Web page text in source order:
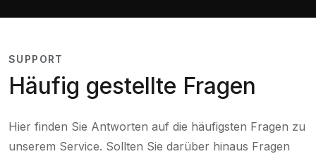
SUPPORT
Häufig gestellte Fragen
Hier finden Sie Antworten auf die häufigsten Fragen zu
unserem Service. Sollten Sie darüber hinaus Fragen